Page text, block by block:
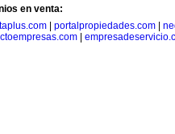
en venta:
portalpropiedades.com
|